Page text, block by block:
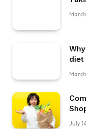
diet
July